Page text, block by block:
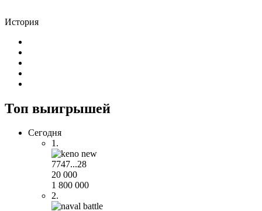
История
Топ выигрышей
Сегодня
1.
7747...28
20 000
1 800 000
2.